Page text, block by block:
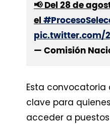
📢 Del 28 de
el
pic.twitter.com/
— Comisión
Esta convocatoria
clave para
acceder a